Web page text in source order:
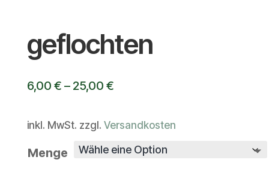
geflochten
6,00 € – 25,00 €
inkl. MwSt. zzgl. Versandkosten
Menge